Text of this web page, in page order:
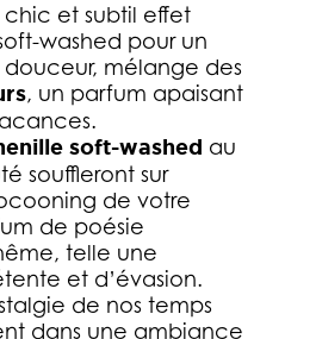
et subtil effet
washed pour un
mélange des
, un parfum apaisant
soft-washed au
souffleront sur
de votre
de poésie
telle une
et d’évasion.
de nos temps
dans une ambiance